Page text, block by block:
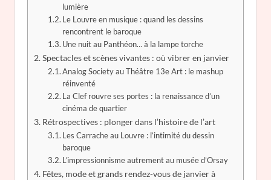
lumière
Le Louvre en musique : quand les dessins
rencontrent le baroque
Une nuit au Panthéon… à la lampe torche
Spectacles et scènes vivantes : où vibrer en janvier
Analog Society au Théâtre 13e Art : le mashup
réinventé
La Clef rouvre ses portes : la renaissance d’un
cinéma de quartier
Rétrospectives : plonger dans l’histoire de l’art
Les Carrache au Louvre : l’intimité du dessin
baroque
L’impressionnisme autrement au musée d’Orsay
Fêtes, mode et grands rendez-vous de janvier à